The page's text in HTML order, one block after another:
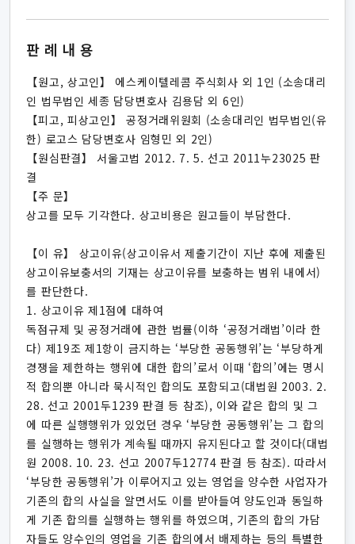
판례내용
【원고, 상고인】 에스케이텔레콤 주식회사 외 1인 (소송대리
인 법무법인 세종 담당변호사 김용담 외 6인)
【피고, 피상고인】 공정거래위원회 (소송대리인 법무법인(유
한) 로고스 담당변호사 임형민 외 2인)
【원심판결】 서울고법 2012. 7. 5. 선고 2011누23025 판
결
【주 문】
상고를 모두 기각한다. 상고비용은 원고들이 부담한다.
【이 유】 상고이유(상고이유서 제출기간이 지난 후에 제출된
상고이유보충서의 기재는 상고이유를 보충하는 범위 내에서)
를 판단한다.
1. 상고이유 제1점에 대하여
독점규제 및 공정거래에 관한 법률(이하 ‘공정거래법’이라 한
다) 제19조 제1항이 금지하는 ‘부당한 공동행위’는 ‘부당하게
경쟁을 제한하는 행위에 대한 합의’로서 이때 ‘합의’에는 명시
적 합의뿐 아니라 묵시적인 합의도 포함되고(대법원 2003. 2.
28. 선고 2001두1239 판결 등 참조), 이와 같은 합의 및 그
에 따른 실행행위가 있었던 경우 ‘부당한 공동행위’는 그 합의
를 실행하는 행위가 계속될 때까지 유지된다고 할 것이다(대법
원 2008. 10. 23. 선고 2007두12774 판결 등 참조). 따라서
‘부당한 공동행위’가 이루어지고 있는 영업을 양수한 사업자가
기존의 합의 사실을 알면서도 이를 받아들여 양도인과 동일하
게 기존 합의를 실행하는 행위를 하였으며, 기존의 합의 가담
자들도 양수인의 영업을 기존 합의에서 배제하는 등의 특별한